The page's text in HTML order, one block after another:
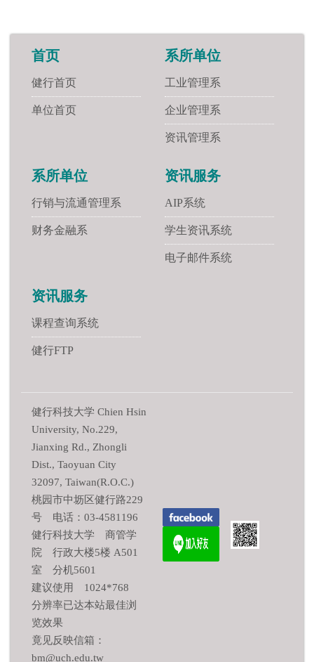
首页
健行首页
单位首页
系所单位
工业管理系
企业管理系
资讯管理系
系所单位
行销与流通管理系
财务金融系
资讯服务
AIP系统
学生资讯系统
电子邮件系统
资讯服务
课程查询系统
健行FTP
健行科技大学 Chien Hsin
University, No.229,
Jianxing Rd., Zhongli
Dist., Taoyuan City
32097, Taiwan(R.O.C.)
桃园市中坜区健行路229
号 电话：03-4581196
健行科技大学 商管学
院 行政大楼5楼 A501
室 分机5601
建议使用 1024*768
分辨率已达本站最佳浏
览效果
竟见反映信箱：
bm@uch.edu.tw